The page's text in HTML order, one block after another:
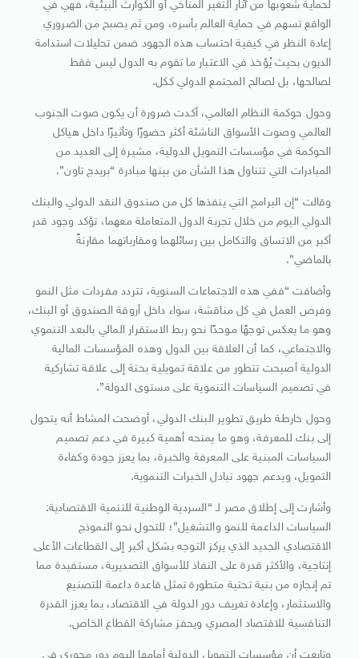
لحماية شعوبها من آثار التغير المناخي أو الكوارث البيئية، فهي في
الواقع تسهم في حماية العالم بأسره، ومن ثم يصبح من الضروري
إعادة النظر في كيفية احتساب هذه الجهود ضمن تحليلات استدامة
الديون بحيث يُؤخذ في الاعتبار ما تقوم به الدول ليس فقط
لصالحها، بل لصالح المجتمع الدولي ككل.
وحول حوكمة النظام العالمي، أكدت ضرورة أن يكون صوت الجنوب
العالمي وصوت الأسواق الناشئة أكثر حضورًا وتأثيرًا داخل هياكل
الحوكمة في مؤسسات التمويل الدولية، مشيرة إلى العديد من
المبادرات التي تتناول هذا الشأن من بينها مبادرة “بريدج تاون”.
وقالت “إن البرامج التي ينفذها كل من صندوق النقد الدولي والبنك
الدولي اليوم من خلال تجربة الدول المتعاملة معهما، تؤكد وجود قدر
أكبر من الاتساق والتكامل بين رسائلهما ومقارباتهما مقارنةً
بالماضي”.
وأضافت “ففي هذه الاجتماعات السنوية، تتردد مفردات مثل النمو
وفرص العمل في كل مناقشة، سواء داخل أروقة الصندوق أو البنك،
وهو ما يعكس توجهًا موحدًا نحو ربط الاستقرار المالي بالبعد التنموي
والاجتماعي، كما أن العلاقة بين الدول وهذه المؤسسات المالية
الدولية أصبحت تتطور من علاقة تمويلية بحتة إلى علاقة تشاركية
في تصميم السياسات التنموية على مستوى الدولة”.
وحول خارطة طريق تطوير البنك الدولي، أوضحت المشاط أنه يتحول
إلى بنك للمعرفة، وهو ما يمنحه أهمية كبيرة في دعم تصميم
السياسات المبنية على المعرفة والخبرة، بما يعزز جودة وكفاءة
التمويل، ويدعم جهود تبادل الخبرات التنموية.
وأشارت إلى إطلاق مصر لـ “السردية الوطنية للتنمية الاقتصادية:
السياسات الداعمة للنمو والتشغيل”؛ للتحول نحو النموذج
الاقتصادي الجديد الذي يركز التوجه بشكل أكبر إلى القطاعات الأعلى
إنتاجية، والأكثر قدرة على النفاذ للأسواق التصديرية، مستفيدة مما
تم إنجازه من بنية تحتية متطورة تمثل قاعدة داعمة للتصنيع
والاستثمار، وإعادة تعريف دور الدولة في الاقتصاد، بما يعزز القدرة
التنافسية للاقتصاد المصري ويحفز مشاركة القطاع الخاص.